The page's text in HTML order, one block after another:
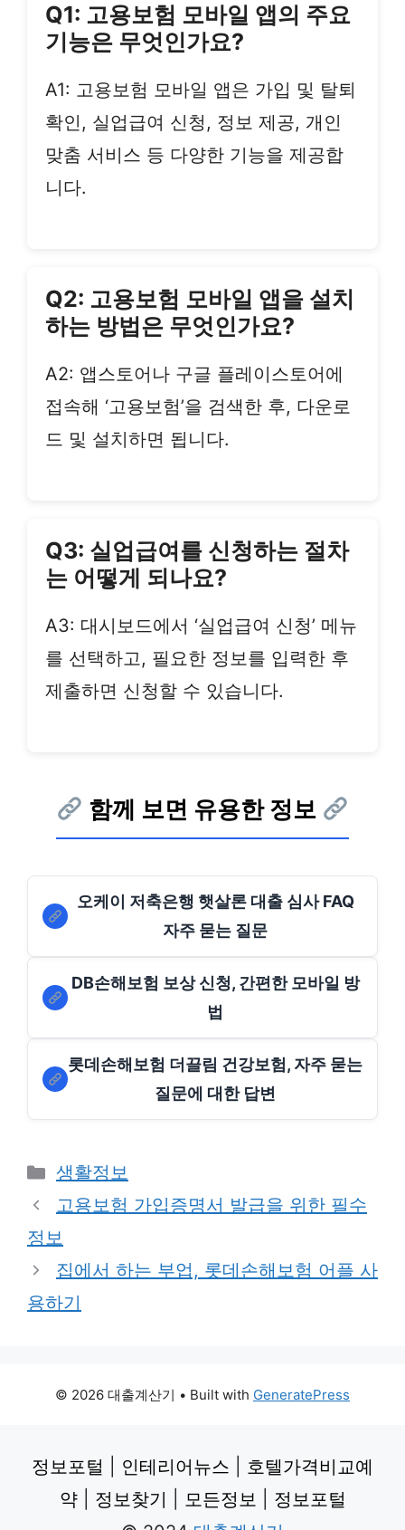
Q1: 고용보험 모바일 앱의 주요
기능은 무엇인가요?
A1: 고용보험 모바일 앱은 가입 및 탈퇴
확인, 실업급여 신청, 정보 제공, 개인
맞춤 서비스 등 다양한 기능을 제공합
니다.
Q2: 고용보험 모바일 앱을 설치
하는 방법은 무엇인가요?
A2: 앱스토어나 구글 플레이스토어에
접속해 ‘고용보험’을 검색한 후, 다운로
드 및 설치하면 됩니다.
Q3: 실업급여를 신청하는 절차
는 어떻게 되나요?
A3: 대시보드에서 ‘실업급여 신청’ 메뉴
를 선택하고, 필요한 정보를 입력한 후
제출하면 신청할 수 있습니다.
함께 보면 유용한 정보
오케이 저축은행 햇살론 대출 심사 FAQ
자주 묻는 질문
DB손해보험 보상 신청, 간편한 모바일 방
법
롯데손해보험 더끌림 건강보험, 자주 묻는
질문에 대한 답변
Categories
생활정보
고용보험 가입증명서 발급을 위한 필수
정보
집에서 하는 부업, 롯데손해보험 어플 사
용하기
© 2026 대출계산기 • Built with GeneratePress
정보포털 인테리어뉴스
호텔가격비교예
약| 정보찾기 모든정보
정보포털